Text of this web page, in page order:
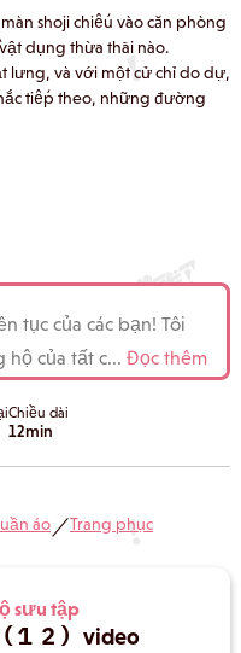
shoji chiếu vào căn phòng
dụng thừa thãi nào.
lưng, và với một cử chỉ do dự,
tiếp theo, những đường
tục của các bạn! Tôi
hộ của tất c... Đọc thêm
Chiều dài
12min
áo／Trang phục
sưu tập
１２）video